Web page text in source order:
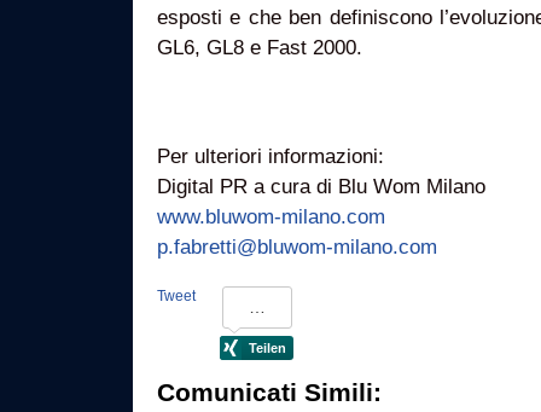
esposti e che ben definiscono
GL6, GL8 e Fast 2000.
Per ulteriori informazioni:
Digital PR a cura di Blu Wom Milano
www.bluwom-milano.com
p.fabretti@bluwom-milano.com
Tweet
Comunicati Simili: